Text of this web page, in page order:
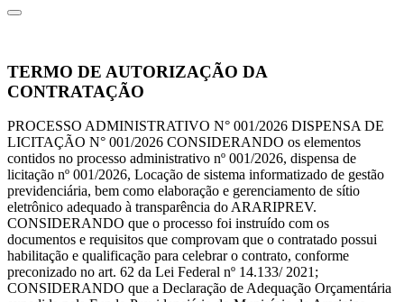
TERMO DE AUTORIZAÇÃO DA
CONTRATAÇÃO
PROCESSO ADMINISTRATIVO N° 001/2026 DISPENSA DE
LICITAÇÃO N° 001/2026 CONSIDERANDO os elementos
contidos no processo administrativo nº 001/2026, dispensa de
licitação nº 001/2026, Locação de sistema informatizado de gestão
previdenciária, bem como elaboração e gerenciamento de sítio
eletrônico adequado à transparência do ARARIPREV.
CONSIDERANDO que o processo foi instruído com os
documentos e requisitos que comprovam que o contratado possui
habilitação e qualificação para celebrar o contrato, conforme
preconizado no art. 62 da Lei Federal nº 14.133/ 2021;
CONSIDERANDO que a Declaração de Adequação Orçamentária